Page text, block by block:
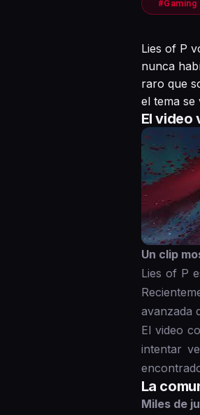
#Gaming
Lies of P
nunca
raro que
el tema
El video
Un clip
Lies of P
avanzada
El video
intentar
La
Miles de